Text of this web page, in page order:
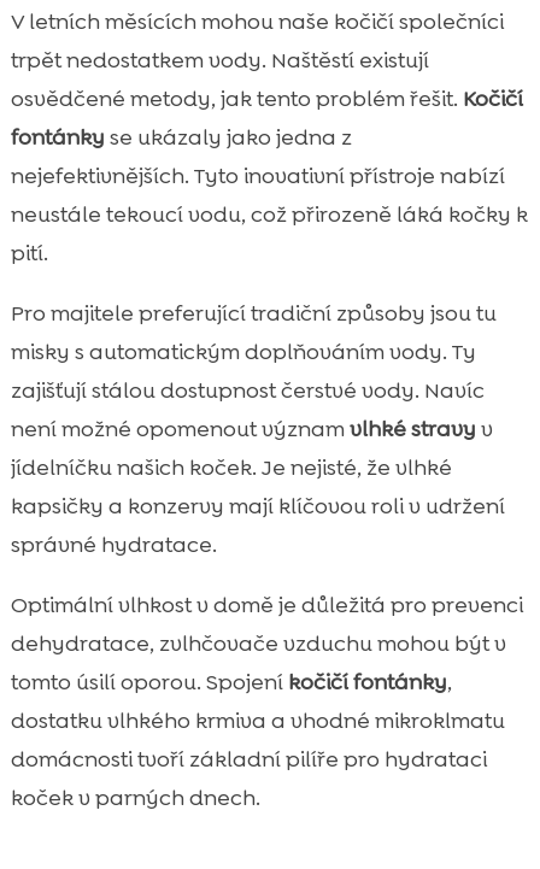
V letních měsících mohou naše kočičí společníci
trpět nedostatkem vody. Naštěstí existují
osvědčené metody, jak tento problém řešit. Kočičí
fontánky se ukázaly jako jedna z
nejefektivnějších. Tyto inovativní přístroje nabízí
neustále tekoucí vodu, což přirozeně láká kočky k
pití.
Pro majitele preferující tradiční způsoby jsou tu
misky s automatickým doplňováním vody. Ty
zajišťují stálou dostupnost čerstvé vody. Navíc
není možné opomenout významvlhké stravy v
jídelníčku našich koček. Je nejisté, že vlhké
kapsičky a konzervy mají klíčovou roli v udržení
správné hydratace.
Optimální vlhkost v domě je důležitá pro prevenci
dehydratace, zvlhčovače vzduchu mohou být v
tomto úsilí oporou. Spojení kočičí fontánky,
dostatku vlhkého krmiva a vhodné mikroklmatu
domácnosti tvoří základní pilíře pro hydrataci
koček v parných dnech.